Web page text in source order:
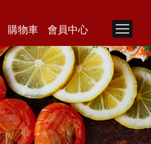
購物車 會員中心